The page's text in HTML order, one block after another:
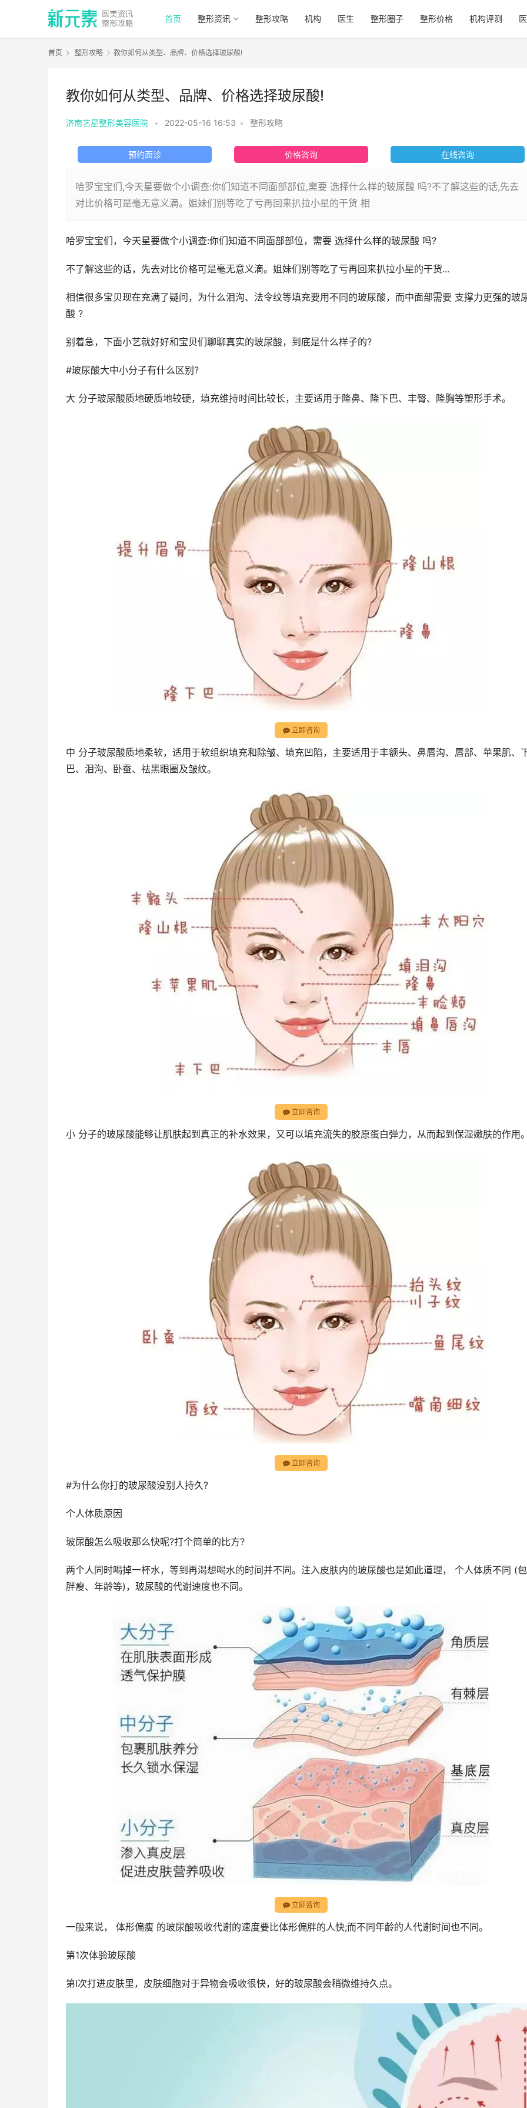
首页 整形资讯 整形攻略 机构 医生 整形圈子 整形价格 机构评测
首页 整形攻略 教你如何从类型、品牌、价格选择玻尿酸!
教你如何从类型、品牌、价格选择玻尿酸!
济南艺星整形美容医院 • 2022-05-16 16:53 • 整形攻略
预约面诊 价格咨询 在线咨询
哈罗宝宝们,今天星要做个小调查:你们知道不同面部部位,需要 选择什么样的玻尿酸 吗?不了解这些的话,先去
对比价格可是毫无意义滴。姐妹们别等吃了亏再回来扒拉小星的干货 相
哈罗宝宝们，今天星要做个小调查:你们知道不同面部部位，需要 选择什么样的玻尿酸 吗?
不了解这些的话，先去对比价格可是毫无意义滴。姐妹们别等吃了亏再回来扒拉小星的干货...
相信很多宝贝现在充满了疑问，为什么泪沟、法令纹等填充要用不同的玻尿酸，而中面部需要 支撑力更强的玻
酸 ?
别着急，下面小艺就好好和宝贝们聊聊真实的玻尿酸，到底是什么样子的?
#玻尿酸大中小分子有什么区别?
大 分子玻尿酸质地硬质地较硬，填充维持时间比较长，主要适用于隆鼻、隆下巴、丰臀、隆胸等塑形手术。
立即咨询
中 分子玻尿酸质地柔软，适用于软组织填充和除皱、填充凹陷，主要适用于丰额头、鼻唇沟、唇部、苹果肌、
巴、泪沟、卧蚕、祛黑眼圈及皱纹。
立即咨询
小 分子的玻尿酸能够让肌肤起到真正的补水效果，又可以填充流失的胶原蛋白弹力，从而起到保湿嫩肤的作用
立即咨询
#为什么你打的玻尿酸没别人持久?
个人体质原因
玻尿酸怎么吸收那么快呢?打个简单的比方?
两个人同时喝掉一杯水，等到再渴想喝水的时间并不同。注入皮肤内的玻尿酸也是如此道理， 个人体质不同 (
胖瘦、年龄等)，玻尿酸的代谢速度也不同。
立即咨询
一般来说， 体形偏瘦 的玻尿酸吸收代谢的速度要比体形偏胖的人快;而不同年龄的人代谢时间也不同。
第1次体验玻尿酸
第I次打进皮肤里，皮肤细胞对于异物会吸收很快，好的玻尿酸会稍微维持久点。